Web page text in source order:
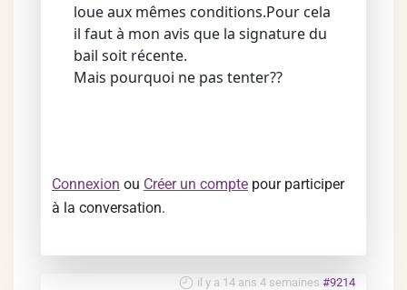
loue aux mêmes conditions.Pour cela
il faut à mon avis que la signature du
bail soit récente.
Mais pourquoi ne pas tenter??
Connexion ou Créer un compte pour participer
à la conversation.
il y a 14 ans 4 semaines #9214